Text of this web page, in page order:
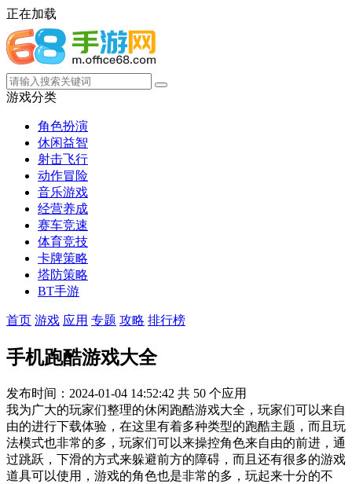
正在加载
游戏分类
角色扮演
休闲益智
射击飞行
动作冒险
音乐游戏
经营养成
赛车竞速
体育竞技
卡牌策略
塔防策略
BT手游
首页 游戏 应用 专题 攻略 排行榜
手机跑酷游戏大全
发布时间：2024-01-04 14:52:42 共 50 个应用
我为广大的玩家们整理的休闲跑酷游戏大全，玩家们可以来自
由的进行下载体验，在这里有着多种类型的跑酷主题，而且玩
法模式也非常的多，玩家们可以来操控角色来自由的前进，通
过跳跃，下滑的方式来躲避前方的障碍，而且还有很多的游戏
道具可以使用，游戏的角色也是非常的多，玩起来十分的不